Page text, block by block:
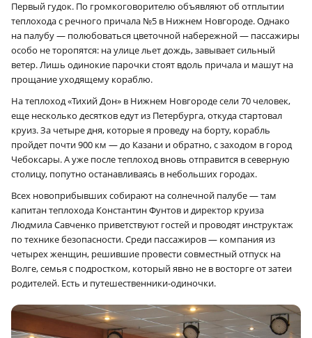
Первый гудок. По громкоговорителю объявляют об отплытии
теплохода с речного причала №5 в Нижнем Новгороде. Однако
на палубу — полюбоваться цветочной набережной — пассажиры
особо не торопятся: на улице льет дождь, завывает сильный
ветер. Лишь одинокие парочки стоят вдоль причала и машут на
прощание уходящему кораблю.
На теплоход «Тихий Дон» в Нижнем Новгороде сели 70 человек,
еще несколько десятков едут из Петербурга, откуда стартовал
круиз. За четыре дня, которые я проведу на борту, корабль
пройдет почти 900 км — до Казани и обратно, с заходом в город
Чебоксары. А уже после теплоход вновь отправится в северную
столицу, попутно останавливаясь в небольших городах.
Всех новоприбывших собирают на солнечной палубе — там
капитан теплохода Константин Фунтов и директор круиза
Людмила Савченко приветствуют гостей и проводят инструктаж
по технике безопасности. Среди пассажиров — компания из
четырех женщин, решившие провести совместный отпуск на
Волге, семья с подростком, который явно не в восторге от затеи
родителей. Есть и путешественники-одиночки.